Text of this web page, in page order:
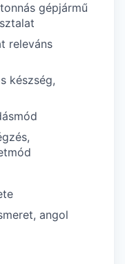
gépjármű
releváns
készség,
angol